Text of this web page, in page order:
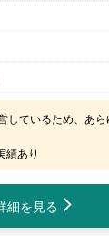
しているため、あ
績あり
細を見る